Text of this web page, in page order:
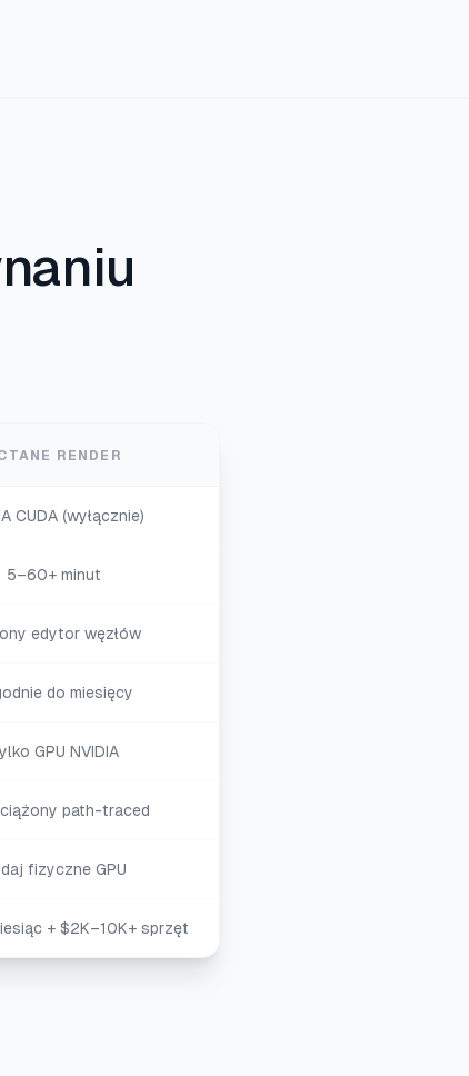
RENDER
CUDA (wyłącznie)
5–60+ minut
edytor węzłów
do miesięcy
GPU NVIDIA
path-traced
fizyczne GPU
+ $2K–10K+ sprzęt